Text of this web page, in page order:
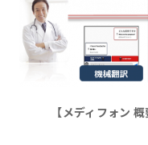
【メディフォン